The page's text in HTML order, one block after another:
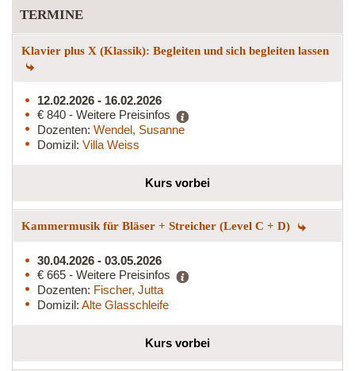
TERMINE
Klavier plus X (Klassik): Begleiten und sich begleiten lassen
12.02.2026 - 16.02.2026
€ 840 - Weitere Preisinfos
Dozenten: Wendel, Susanne
Domizil: Villa Weiss
Kurs vorbei
Kammermusik für Bläser + Streicher (Level C + D)
30.04.2026 - 03.05.2026
€ 665 - Weitere Preisinfos
Dozenten: Fischer, Jutta
Domizil: Alte Glasschleife
Kurs vorbei